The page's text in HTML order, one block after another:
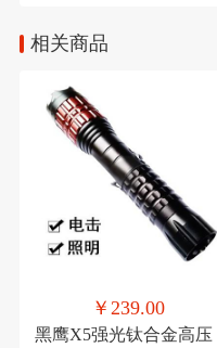
相关商品
￥239.00
黑鹰X5强光钛合金高压